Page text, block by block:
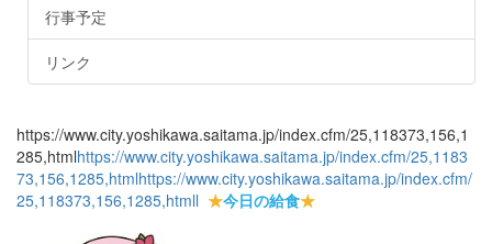
行事予定
リンク
https://www.city.yoshikawa.saitama.jp/index.cfm/25,118373,156,1
285,htmlhttps://www.city.yoshikawa.saitama.jp/index.cfm/25,1183
73,156,1285,htmlhttps://www.city.yoshikawa.saitama.jp/index.cfm/
25,118373,156,1285,htmll ★今日の給食★